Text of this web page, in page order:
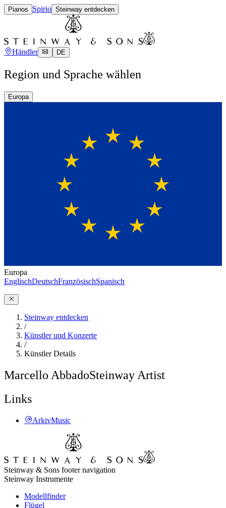
Pianos Spirio Steinway entdecken
Händler DE
Region und Sprache wählen
Europa
Europa
EnglischDeutschFranzösischSpanisch
Steinway entdecken
/
Künstler und Konzerte
/
Künstler Details
Marcello AbbadoSteinway Artist
Links
ArkivMusic
Steinway & Sons footer navigation
Steinway Instrumente
Modellfinder
Flügel